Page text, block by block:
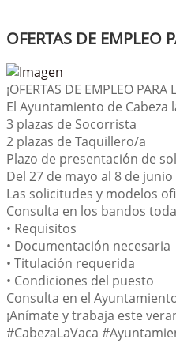
OFERTAS DE EMPLEO
¡OFERTAS DE EMPLEO
El Ayuntamiento de
3 plazas de Socorrista
2 plazas de Taquillero/a
Plazo de presentación de
Del 27 de mayo al 8 de junio
Las solicitudes y modelos
Consulta en los bandos
• Requisitos
• Documentación necesaria
• Titulación requerida
• Condiciones del puesto
Consulta en el
¡Anímate y trabaja este
#CabezaLaVaca